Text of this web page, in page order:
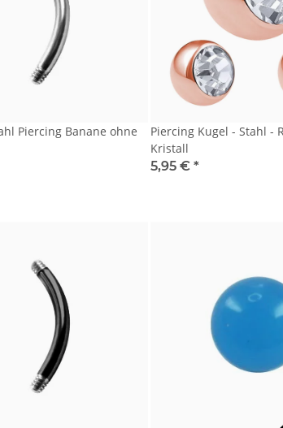
Piercing Banane ohne
Piercing Kugel - Stahl -
Kristall
5,95 €*